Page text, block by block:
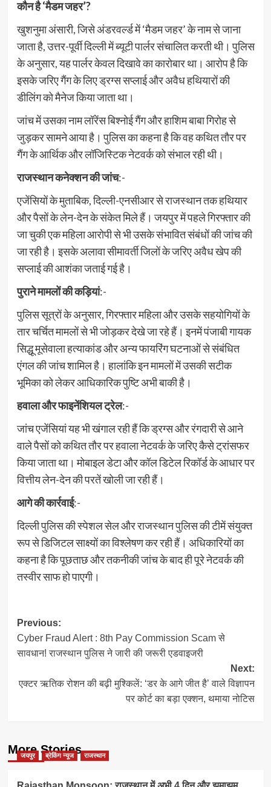
कौन है ‘मैडम जहर’?
खुशनुमा अंसारी, जिसे अंडरवर्ल्ड में ‘मैडम जहर’ के नाम से जाना
जाता है, उत्तर-पूर्वी दिल्ली में ब्यूटी पार्लर संचालित करती थी। पुलिस
के अनुसार, यह पार्लर केवल दिखावे का कारोबार था। आरोप है कि
इसके जरिए गैंग के लिए ड्रग्स सप्लाई और अवैध हथियारों की
डीलिंग को मैनेज किया जाता था।
जांच में उसका नाम लॉरेंस बिश्नोई गैंग और हाशिम बाबा गिरोह से
जुड़कर सामने आया है। पुलिस का कहना है कि वह कथित तौर पर
गैंग के आर्थिक और लॉजिस्टिक नेटवर्क को संभाल रही थी।
राजस्थान कनेक्शन की जांच:-
एजेंसियों के मुताबिक, दिल्ली-एनसीआर से राजस्थान तक हथियार
और पैसों के लेन-देन के संकेत मिले हैं। जयपुर में पहले गिरफ्तार की
जा चुकी एक महिला आरोपी से भी उसके संभावित संबंधों की जांच की
जा रही है। इसके अलावा सीमावर्ती जिलों के जरिए अवैध खेप की
सप्लाई की आशंका जताई गई है।
पुराने मामलों की कड़ियां:-
पुलिस सूत्रों के अनुसार, गिरफ्तार महिला और उसके सहयोगियों के
तार चर्चित मामलों से भी जोड़कर देखे जा रहे हैं। इनमें पंजाबी गायक
सिद्धू मूसेवाला हत्याकांड और अन्य फायरिंग घटनाओं से संबंधित
एंगल की जांच शामिल है। हालांकि इन मामलों में उसकी सटीक
भूमिका को लेकर आधिकारिक पुष्टि अभी बाकी है।
हवाला और फाइनेंशियल ट्रेल:-
जांच एजेंसियां यह भी खंगाल रही हैं कि ड्रग्स और रंगदारी से आने
वाले पैसों को कथित तौर पर हवाला नेटवर्क के जरिए कैसे ट्रांसफर
किया जाता था। मोबाइल डेटा और कॉल डिटेल रिकॉर्ड के आधार पर
वित्तीय लेन-देन की परतें खोली जा रही हैं।
आगे की कार्रवाई:-
दिल्ली पुलिस की स्पेशल सेल और राजस्थान पुलिस की टीमें संयुक्त
रूप से डिजिटल साक्ष्यों का विश्लेषण कर रही हैं। अधिकारियों का
कहना है कि पूछताछ और तकनीकी जांच के बाद ही पूरे नेटवर्क की
तस्वीर साफ हो पाएगी।
Post
navigation
Previous:
Cyber Fraud Alert : 8th Pay Commission Scam से
सावधान! राजस्थान पुलिस ने जारी की जरूरी एडवाइजरी
Next:
एक्टर ऋतिक रोशन की बढ़ी मुश्किलें: ‘डर के आगे जीत है’ वाले विज्ञापन
पर कोर्ट का बड़ा एक्शन, थमाया नोटिस
More Stories
जयपुर ब्रेकिंग न्यूज राजस्थान